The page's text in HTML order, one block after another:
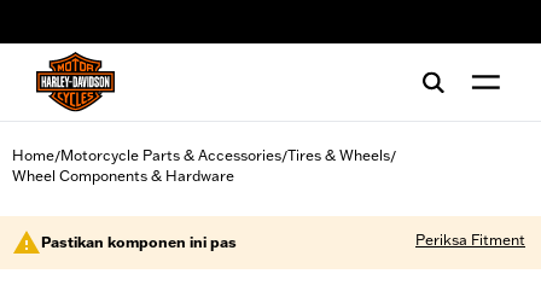
Home/Motorcycle Parts & Accessories/Tires & Wheels/
Wheel Components & Hardware
Pastikan komponen ini pas Periksa Fitment